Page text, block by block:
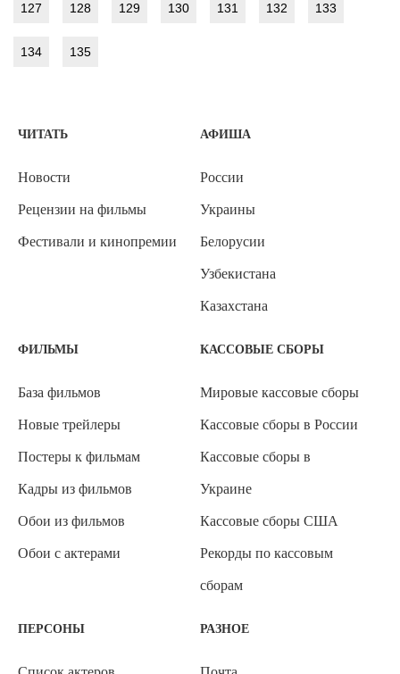
127 128 129 130 131 132 133
134 135
ЧИТАТЬ
Новости
Рецензии на фильмы
Фестивали и кинопремии
АФИША
России
Украины
Белорусии
Узбекистана
Казахстана
ФИЛЬМЫ
База фильмов
Новые трейлеры
Постеры к фильмам
Кадры из фильмов
Обои из фильмов
Обои с актерами
КАССОВЫЕ СБОРЫ
Мировые кассовые сборы
Кассовые сборы в России
Кассовые сборы в
Украине
Кассовые сборы США
Рекорды по кассовым
сборам
ПЕРСОНЫ РАЗНОЕ